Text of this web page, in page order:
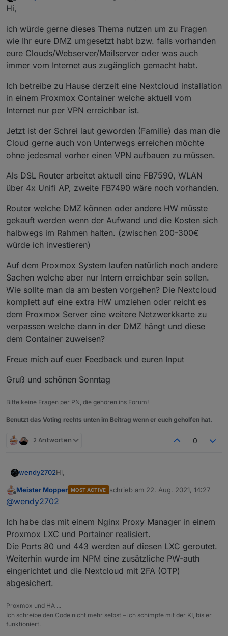
Hi,
ich würde gerne dieses Thema nutzen um zu Fragen
wie Ihr eure DMZ umgesetzt habt bzw. falls vorhanden
eure Clouds/Webserver/Mailserver oder was auch
immer vom Internet aus zugänglich gemacht habt.
Ich betreibe zu Hause derzeit eine Nextcloud installation
in einem Proxmox Container welche aktuell vom
Internet nur per VPN erreichbar ist.
Jetzt ist der Schrei laut geworden (Familie) das man die
Cloud gerne auch von Unterwegs erreichen möchte
ohne jedesmal vorher einen VPN aufbauen zu müssen.
Als DSL Router arbeitet aktuell eine FB7590, WLAN
über 4x Unifi AP, zweite FB7490 wäre noch vorhanden.
Router welche DMZ können oder andere HW müsste
gekauft werden wenn der Aufwand und die Kosten sich
halbwegs im Rahmen halten. (zwischen 200-300€
würde ich investieren)
Auf dem Proxmox System laufen natürlich noch andere
Sachen welche aber nur Intern erreichbar sein sollen.
Wie sollte man da am besten vorgehen? Die Nextcloud
komplett auf eine extra HW umziehen oder reicht es
dem Proxmox Server eine weitere Netzwerkkarte zu
verpassen welche dann in der DMZ hängt und diese
dem Container zuweisen?
Freue mich auf euer Feedback und euren Input
Gruß und schönen Sonntag
Bitte keine Fragen per PN, die gehören ins Forum!
Benutzt das Voting rechts unten im Beitrag wenn er euch geholfen hat.
2 Antworten 0
wendy2702Hi,
ich würde gerne dieses Thema nutzen um zu
Fragen wie Ihr eure DMZ umgesetzt habt bzw.
Clouds/Webserver/Mailserver oder was auch
immer vom Internet aus zugänglich gemacht habt.
installation in einem Proxmox Container welche
aktuell vom Internet nur per VPN erreichbar ist.
Jetzt ist der Schrei laut geworden (Familie) das
erreichen möchte ohne jedesmal vorher einen
VPN aufbauen zu müssen.
Als DSL Router arbeitet aktuell eine FB7590, WLAN
über 4x Unifi AP, zweite FB7490 wäre noch
vorhanden.
Router welche DMZ können oder andere HW
sein sollen. Wie sollte man da am besten
vorgehen? Die Nextcloud komplett auf eine extra
Freue mich auf euer Feedback und euren Input
Offline
Meister Mopper MOST ACTIVE schrieb am 22. Aug. 2021, 14:27
zuletzt editiert von
@wendy2702
Ich habe das mit einem Nginx Proxy Manager in einem
Proxmox LXC und Portainer realisiert.
Die Ports 80 und 443 werden auf diesen LXC geroutet.
Weiterhin wurde im NPM eine zusätzliche PW-auth
eingerichtet und die Nextcloud mit 2FA (OTP)
abgesichert.
Proxmox und HA ...
Ich schreibe den Code nicht mehr selbst – ich schimpfe mit der KI, bis er
funktioniert.